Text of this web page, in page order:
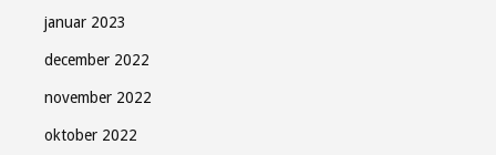
januar 2023
december 2022
november 2022
oktober 2022